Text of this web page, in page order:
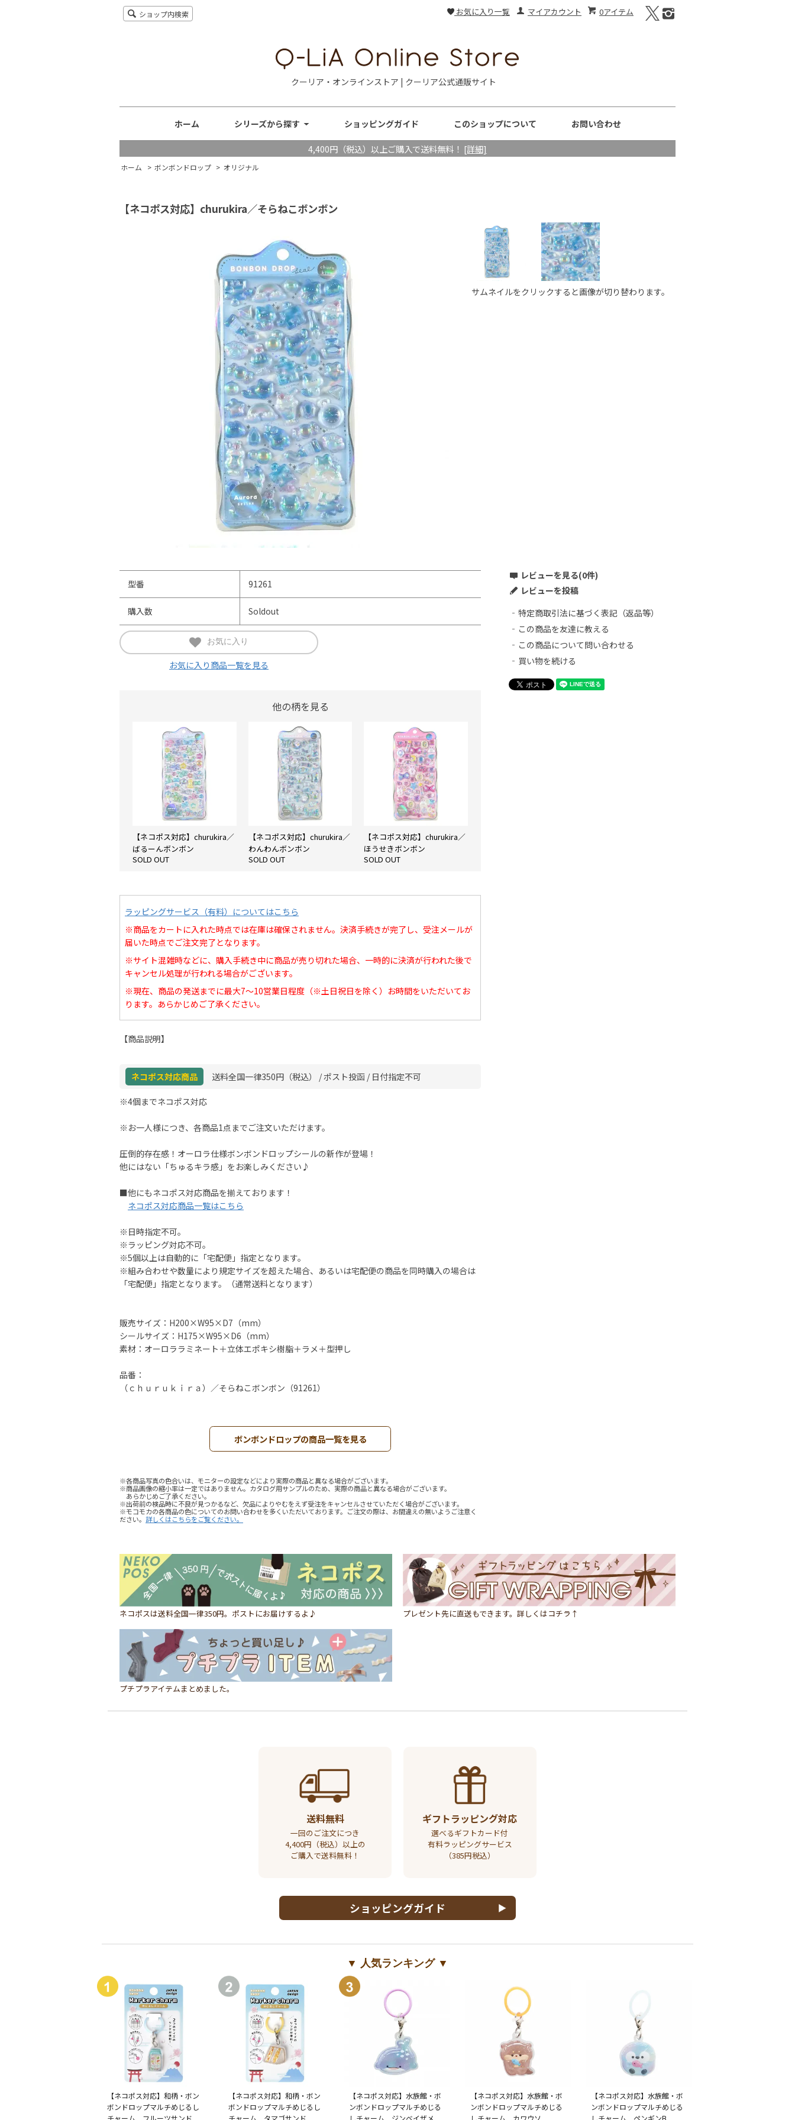
0アイテム
マイアカウント
お気に入り一覧
ショップ内検索
クーリア・オンラインストア | クーリア公式通販サイト
ホーム シリーズから探す ショッピングガイド このショップについて お問い合わせ
4,400円（税込）以上ご購入で送料無料！ [詳細]
ホーム > ボンボンドロップ > オリジナル
【ネコポス対応】churukira／そらねこボンボン
サムネイルをクリックすると画像が切り替わります。
型番 91261
購入数 Soldout
お気に入り
お気に入り商品一覧を見る
他の柄を見る
【ネコポス対応】churukira／
ばるーんボンボン
SOLD OUT
【ネコポス対応】churukira／
わんわんボンボン
SOLD OUT
【ネコポス対応】churukira／
ほうせきボンボン
SOLD OUT
ラッピングサービス（有料）についてはこちら
※商品をカートに入れた時点では在庫は確保されません。決済手続きが完了し、受注メールが
届いた時点でご注文完了となります。
※サイト混雑時などに、購入手続き中に商品が売り切れた場合、一時的に決済が行われた後で
キャンセル処理が行われる場合がございます。
※現在、商品の発送までに最大7～10営業日程度（※土日祝日を除く）お時間をいただいてお
ります。あらかじめご了承ください。
【商品説明】
ネコポス対応商品 送料全国一律350円（税込） / ポスト投函 / 日付指定不可
※4個までネコポス対応
※お一人様につき、各商品1点までご注文いただけます。
圧倒的存在感！オーロラ仕様ボンボンドロップシールの新作が登場！
他にはない「ちゅるキラ感」をお楽しみください♪
■他にもネコポス対応商品を揃えております！
ネコポス対応商品一覧はこちら
※日時指定不可。
※ラッピング対応不可。
※5個以上は自動的に「宅配便」指定となります。
※組み合わせや数量により規定サイズを超えた場合、あるいは宅配便の商品を同時購入の場合は
「宅配便」指定となります。（通常送料となります）
販売サイズ：H200×W95×D7（mm）
シールサイズ：H175×W95×D6（mm）
素材：オーロララミネート＋立体エポキシ樹脂＋ラメ＋型押し
品番：
（ｃｈｕｒｕｋｉｒａ）／そらねこボンボン（91261）
ボンボンドロップの商品一覧を見る
※各商品写真の色合いは、モニターの設定などにより実際の商品と異なる場合がございます。
※商品画像の縮小率は一定ではありません。カタログ用サンプルのため、実際の商品と異なる場合がございます。
あらかじめご了承ください。
※出荷前の検品時に不良が見つかるなど、欠品によりやむをえず受注をキャンセルさせていただく場合がございます。
※モコモカの各商品の色についてのお問い合わせを多くいただいております。ご注文の際は、お間違えの無いようご注意く
ださい。 詳しくはこちらをご覧ください。
レビューを見る(0件)
レビューを投稿
特定商取引法に基づく表記（返品等）
この商品を友達に教える
この商品について問い合わせる
買い物を続ける
ネコポスは送料全国一律350円。ポストにお届けするよ♪ プレゼント先に直送もできます。詳しくはコチラ↑
プチプラアイテムまとめました。
送料無料
一回のご注文につき
4,400円（税込）以上の
ご購入で送料無料！
ギフトラッピング対応
選べるギフトカード付
有料ラッピングサービス
（385円税込）
ショッピングガイド
▼ 人気ランキング ▼
【ネコポス対応】和柄・ボン
ボンドロップマルチめじるし
【ネコポス対応】和柄・ボン
ボンドロップマルチめじるし
【ネコポス対応】水族館・ボ
ンボンドロップマルチめじる
【ネコポス対応】水族館・ボ
ンボンドロップマルチめじる
【ネコポス対応】水族館・ボ
ンボンドロップマルチめじる